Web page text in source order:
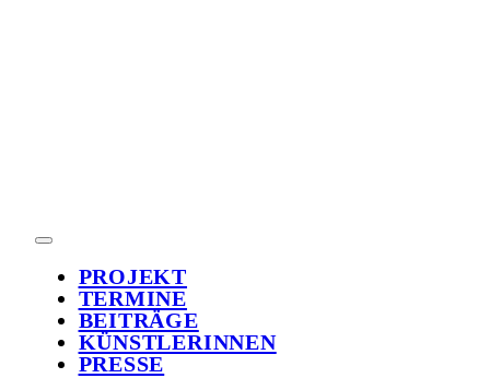
PROJEKT
TERMINE
BEITRÄGE
KÜNSTLERINNEN
PRESSE